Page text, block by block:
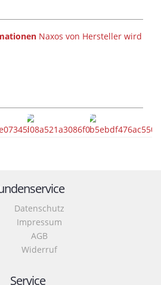
Naxos von Hersteller wird
Datenschutz
Impressum
AGB
Widerruf
Service